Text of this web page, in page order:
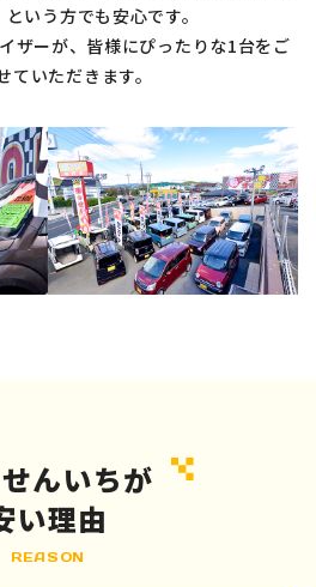
いう方でも安心です。
ザーが、皆様にぴったりな1台をご
ていただきます。
んいちが
い理由
REASON